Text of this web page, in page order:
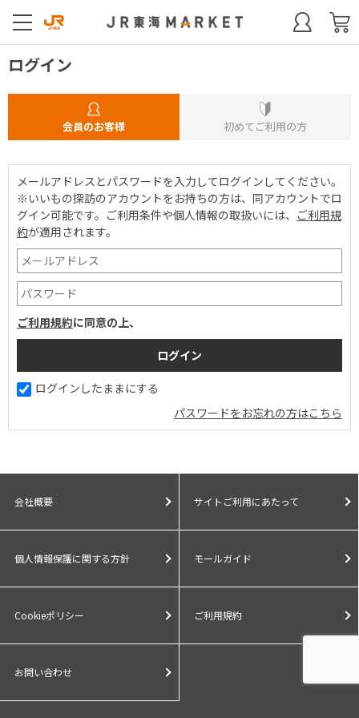
ログイン
会員のお客様 初めてご利用の方
メールアドレスとパスワードを入力してログインしてください。
※いいもの探訪のアカウントをお持ちの方は、同アカウントでロ
グイン可能です。 ご利用条件や個人情報の取扱いには、 ご利用規
約が適用されます。
ご利用規約に同意の上、
ログインしたままにする
パスワードをお忘れの方はこちら
会社概要 サイトご利用にあたって
個人情報保護に関する方針 モールガイド
Cookieポリシー ご利用規約
お問い合わせ